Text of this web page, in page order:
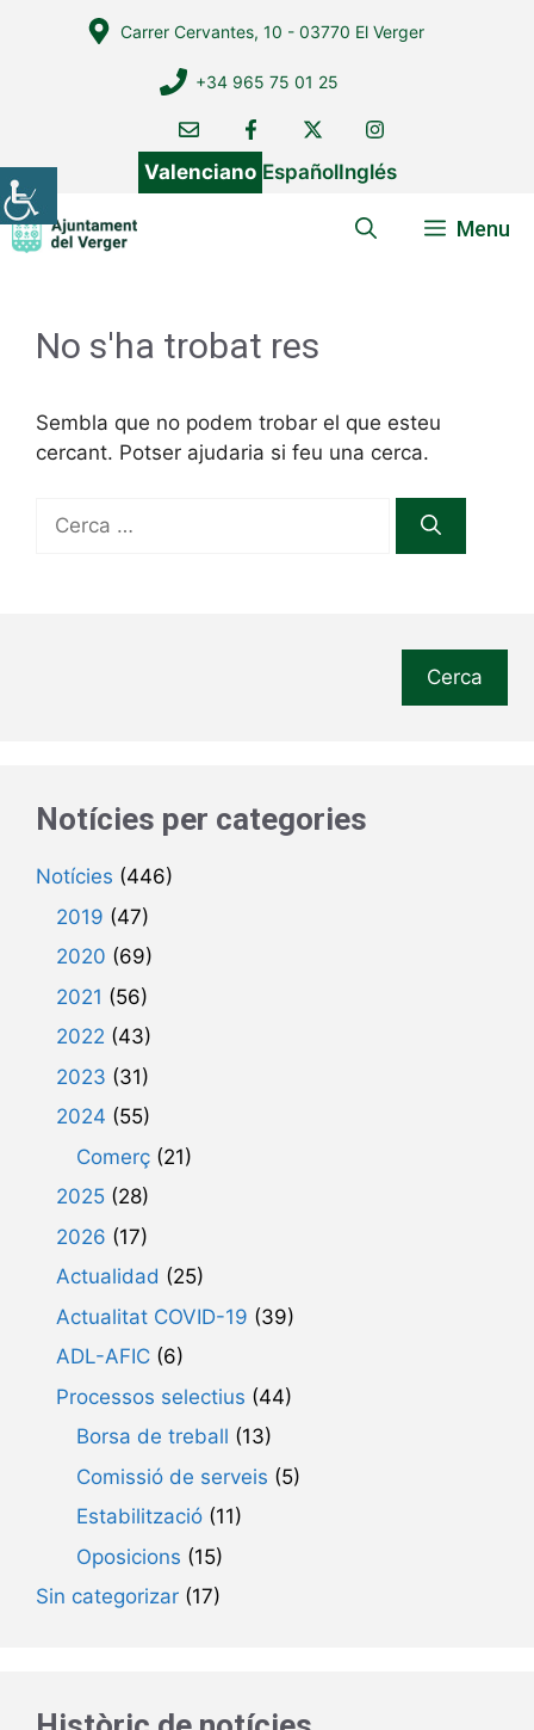
Carrer Cervantes, 10 - 03770 El Verger
+34 965 75 01 25
Valenciano EspañolInglés
Menu
No s'ha trobat res
Sembla que no podem trobar el que esteu
cercant. Potser ajudaria si feu una cerca.
Cerca:
Cerca
Notícies per categories
Notícies (446)
2019 (47)
2020 (69)
2021 (56)
2022 (43)
2023 (31)
2024 (55)
Comerç (21)
2025 (28)
2026 (17)
Actualidad (25)
Actualitat COVID-19 (39)
ADL-AFIC (6)
Processos selectius (44)
Borsa de treball (13)
Comissió de serveis (5)
Estabilització (11)
Oposicions (15)
Sin categorizar (17)